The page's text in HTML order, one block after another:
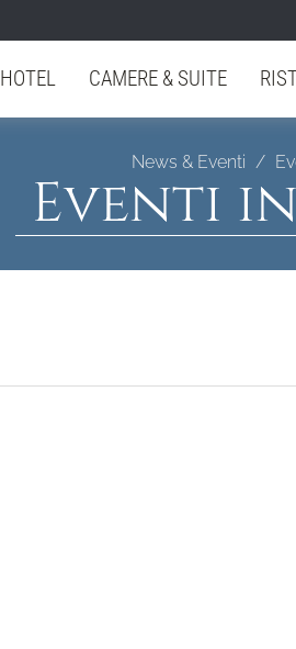
HOTEL CAMERE & SUITE
News & Eventi
Eventi